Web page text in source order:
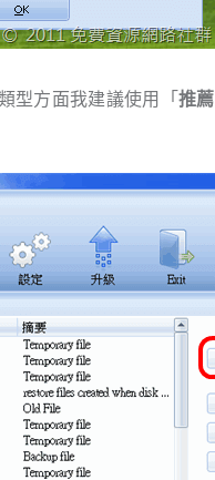
型方面我建議使用「推薦